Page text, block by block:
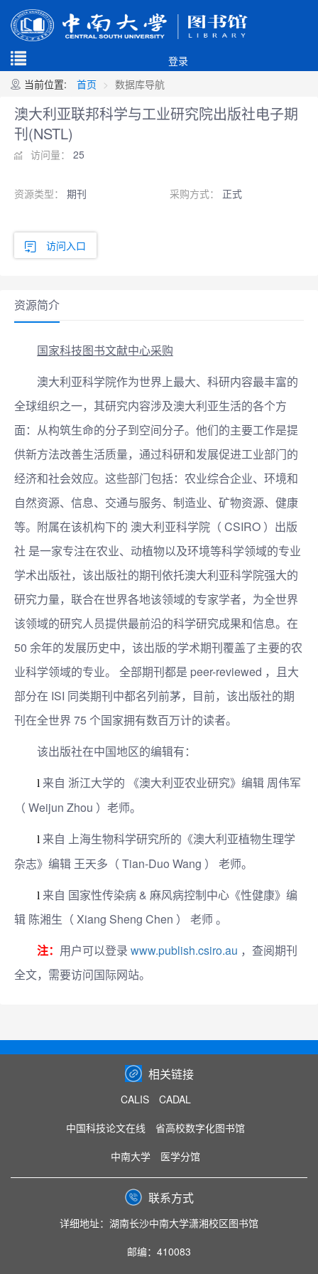
登录
当前位置:
首页 数据库导航
澳大利亚联邦科学与工业研究院出版社电子期
刊(NSTL)
访问量： 25
资源类型： 期刊 采购方式： 正式
访问入口
资源简介
国家科技图书文献中心采购
澳大利亚科学院作为世界上最大、科研内容最丰富的
全球组织之一，其研究内容涉及澳大利亚生活的各个方
面：从构筑生命的分子到空间分子。他们的主要工作是提
供新方法改善生活质量，通过科研和发展促进工业部门的
经济和社会效应。这些部门包括：农业综合企业、环境和
自然资源、信息、交通与服务、制造业、矿物资源、健康
等。附属在该机构下的 澳大利亚科学院（ CSIRO ）出版
社 是一家专注在农业、动植物以及环境等科学领域的专业
学术出版社，该出版社的期刊依托澳大利亚科学院强大的
研究力量，联合在世界各地该领域的专家学者，为全世界
该领域的研究人员提供最前沿的科学研究成果和信息。在
50 余年的发展历史中，该出版的学术期刊覆盖了主要的农
业科学领域的专业。 全部期刊都是 peer-reviewed ，且大
部分在 ISI 同类期刊中都名列前茅，目前，该出版社的期
刊在全世界 75 个国家拥有数百万计的读者。
该出版社在中国地区的编辑有：
l 来自 浙江大学的 《澳大利亚农业研究》编辑 周伟军
（ Weijun Zhou ）老师。
l 来自 上海生物科学研究所的《澳大利亚植物生理学
杂志》编辑 王天多（ Tian-Duo Wang ） 老师。
l 来自 国家性传染病 & 麻风病控制中心《性健康》编
辑 陈湘生（ Xiang Sheng Chen ） 老师 。
注： 用户可以登录 www.publish.csiro.au ，查阅期刊
全文，需要访问国际网站。
相关链接
CALIS
CADAL
中国科技论文在线
省高校数字化图书馆
中南大学
医学分馆
联系方式
详细地址：湖南长沙中南大学潇湘校区图书馆
邮编：410083